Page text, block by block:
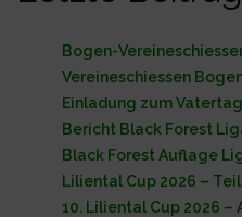
Bogen-
Vereineschiessen
Einladung zum
Bericht Black Forest
Black Forest Auflage
Liliental Cup 2026 –
10. Liliental Cup 2026 –